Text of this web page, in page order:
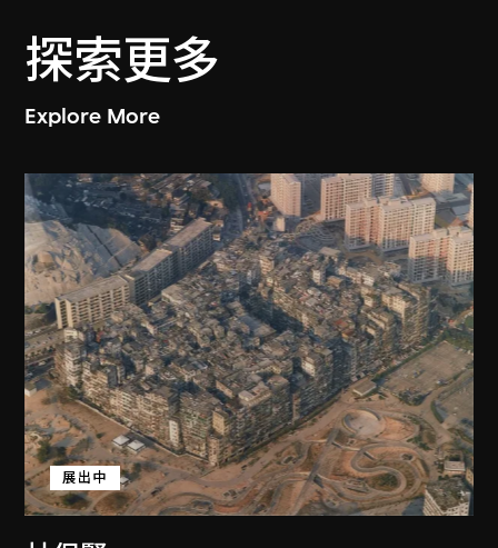
探索更多
Explore More
展出中